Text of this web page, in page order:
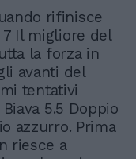
rifinisce
7 Il migliore del
la forza in
avanti del
tentativi
5.5 Doppio
azzurro. Prima
riesce a